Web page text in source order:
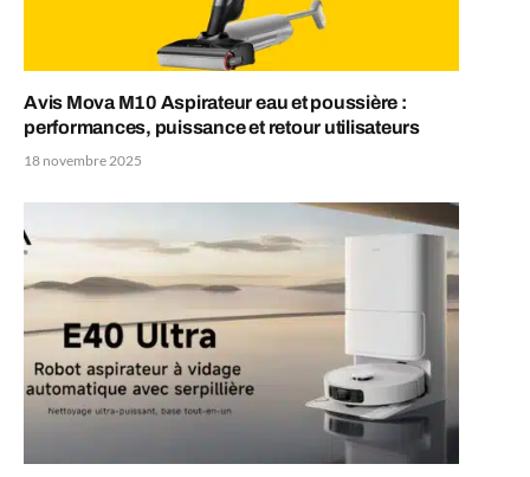
Avis Mova M10 Aspirateur eau et poussière :
performances, puissance et retour utilisateurs
18 novembre 2025